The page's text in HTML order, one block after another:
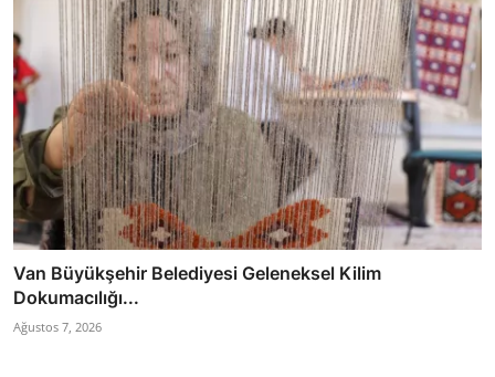
Van Büyükşehir Belediyesi Geleneksel Kilim
Dokumacılığı...
Ağustos 7, 2026